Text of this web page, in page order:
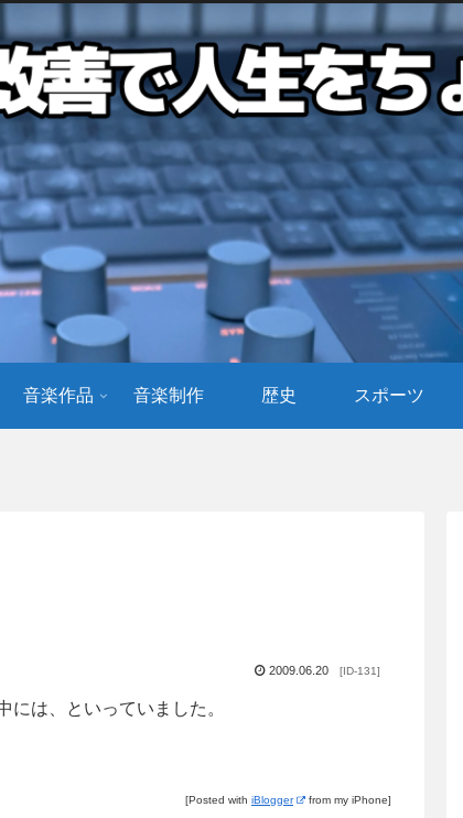
音楽作品 音楽制作 歴史 スポーツ
2009.06.20 [ID-131]
は、といっていました。
[Posted with iBlogger from my iPhone]